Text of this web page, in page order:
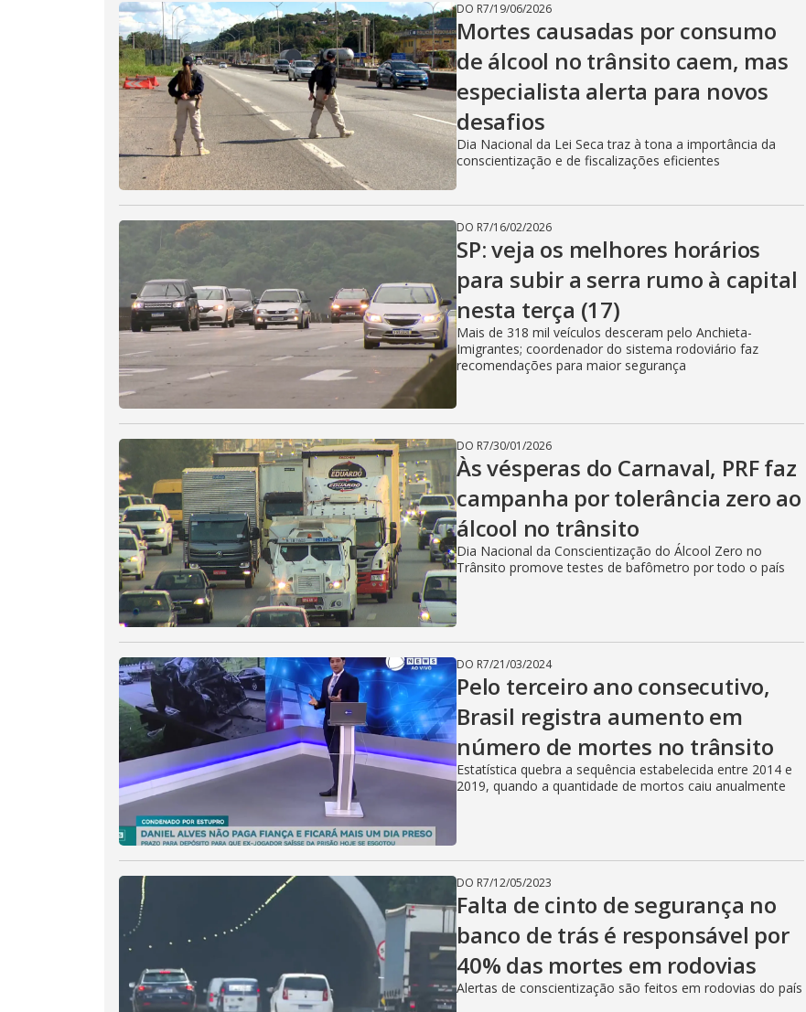
DO R7/19/06/2026
Mortes causadas por consumo
de álcool no trânsito caem, mas
especialista alerta para novos
desafios
Dia Nacional da Lei Seca traz à tona a importância da
conscientização e de fiscalizações eficientes
DO R7/16/02/2026
SP: veja os melhores horários
para subir a serra rumo à capital
nesta terça (17)
Mais de 318 mil veículos desceram pelo Anchieta-
Imigrantes; coordenador do sistema rodoviário faz
recomendações para maior segurança
DO R7/30/01/2026
Às vésperas do Carnaval, PRF faz
campanha por tolerância zero ao
álcool no trânsito
Dia Nacional da Conscientização do Álcool Zero no
Trânsito promove testes de bafômetro por todo o país
DO R7/21/03/2024
Pelo terceiro ano consecutivo,
Brasil registra aumento em
número de mortes no trânsito
Estatística quebra a sequência estabelecida entre 2014 e
2019, quando a quantidade de mortos caiu anualmente
DO R7/12/05/2023
Falta de cinto de segurança no
banco de trás é responsável por
40% das mortes em rodovias
Alertas de conscientização são feitos em rodovias do país